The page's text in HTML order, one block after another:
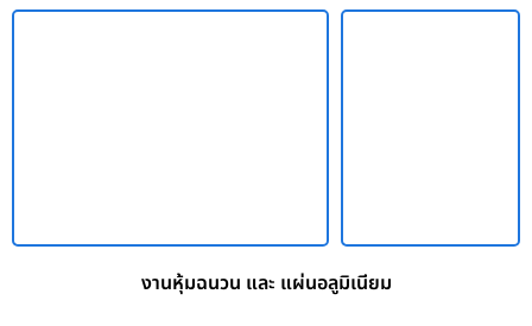
งานหุ้มฉนวน และ แผ่นอลูมิเนียม